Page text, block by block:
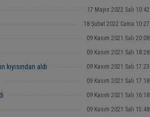
17 Mayıs 2022 Salı 10:42
18 Şubat 2022 Cuma 10:27
09 Kasım 2021 Salı 20:08
09 Kasım 2021 Salı 18:28
aldı 09 Kasım 2021 Salı 17:23
09 Kasım 2021 Salı 17:18
09 Kasım 2021 Salı 16:18
09 Kasım 2021 Salı 15:48